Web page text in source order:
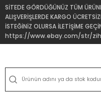
SİTEDE GÖRDÜĞÜNÜZ TÜM
ALIŞVERİŞLERDE KARGO
İSTEĞİNİZ OLURSA İLETİŞİME
https://www.ebay.com/str/